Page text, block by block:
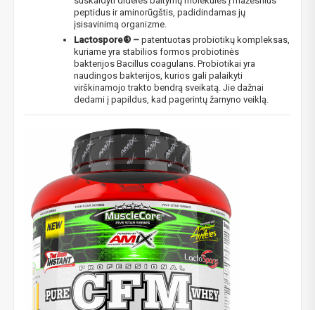
peptidus ir aminorūgštis, padidindamas jų
įsisavinimą organizme.
Lactospore® – patentuotas probiotikų kompleksas,
kuriame yra stabilios formos probiotinės
bakterijos Bacillus coagulans. Probiotikai yra
naudingos bakterijos, kurios gali palaikyti
virškinamojo trakto bendrą sveikatą. Jie dažnai
dedami į papildus, kad pagerintų žarnyno veiklą.
NUOLAIDA TAU!
-10%* nuolaidos kodąapsipirkimui (daugeliui
prekių) bei nepraleisk kitų geriausių pasiūlymų!
Prenumeruok mūsų naujienlaiškį jau dabar!
* Nuolaida taikoma gamintojams: Amix, Bigman, XXL, Raw powders, Go
powders, Maxxwin, Power system. Akcijinėms prekėms nuolaida netaikoma,
nuolaidos nesumuojamos.
Gauti pasiūlymus ir nuolaidas
Sužinoti, kaip mes apsaugome ir tvarkome Jūsų duomenis galite
perskaitę mūsų privatumo politikos sąlygas.